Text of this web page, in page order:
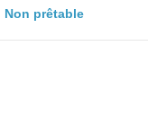
Non prêtable